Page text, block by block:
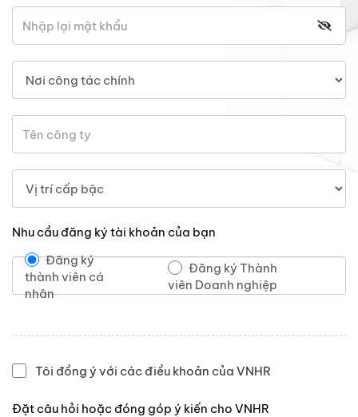
Nhu cầu đăng ký tài khoản của bạn
Đăng ký
thành viên cá
nhân
Đăng ký Thành
viên Doanh nghiệp
Tôi đồng ý với các điều khoản của VNHR
Đặt câu hỏi hoặc đóng góp ý kiến cho VNHR